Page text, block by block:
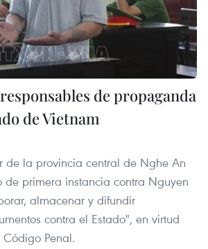
de propaganda
de Vietnam
de la provincia central de Nghe An
de primera instancia contra Nguyen
almacenar y difundir
contra el Estado", en virtud
Código Penal.